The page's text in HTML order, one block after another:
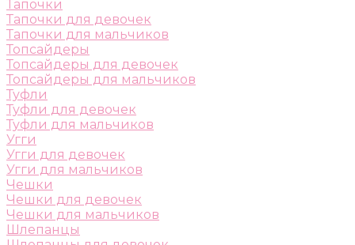
Тапочки
Тапочки для девочек
Тапочки для мальчиков
Топсайдеры
Топсайдеры для девочек
Топсайдеры для мальчиков
Туфли
Туфли для девочек
Туфли для мальчиков
Угги
Угги для девочек
Угги для мальчиков
Чешки
Чешки для девочек
Чешки для мальчиков
Шлепанцы